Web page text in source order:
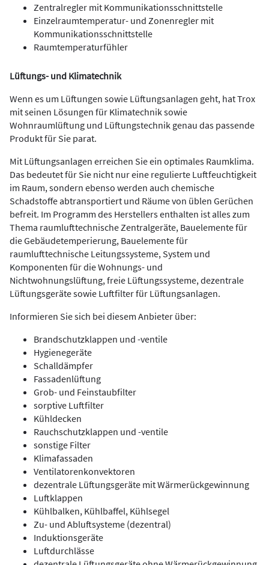
Zentralregler mit Kommunikationsschnittstelle
Einzelraumtemperatur- und Zonenregler mit
Kommunikationsschnittstelle
Raumtemperaturfühler
Lüftungs- und Klimatechnik
Wenn es um Lüftungen sowie Lüftungsanlagen geht, hat Trox
mit seinen Lösungen für Klimatechnik sowie
Wohnraumlüftung und Lüftungstechnik genau das passende
Produkt für Sie parat.
Mit Lüftungsanlagen erreichen Sie ein optimales Raumklima.
Das bedeutet für Sie nicht nur eine regulierte Luftfeuchtigkeit
im Raum, sondern ebenso werden auch chemische
Schadstoffe abtransportiert und Räume von üblen Gerüchen
befreit. Im Programm des Herstellers enthalten ist alles zum
Thema raumlufttechnische Zentralgeräte, Bauelemente für
die Gebäudetemperierung, Bauelemente für
raumlufttechnische Leitungssysteme, System und
Komponenten für die Wohnungs- und
Nichtwohnungslüftung, freie Lüftungssysteme, dezentrale
Lüftungsgeräte sowie Luftfilter für Lüftungsanlagen.
Informieren Sie sich bei diesem Anbieter über:
Brandschutzklappen und -ventile
Hygienegeräte
Schalldämpfer
Fassadenlüftung
Grob- und Feinstaubfilter
sorptive Luftfilter
Kühldecken
Rauchschutzklappen und -ventile
sonstige Filter
Klimafassaden
Ventilatorenkonvektoren
dezentrale Lüftungsgeräte mit Wärmerückgewinnung
Luftklappen
Kühlbalken, Kühlbaffel, Kühlsegel
Zu- und Abluftsysteme (dezentral)
Induktionsgeräte
Luftdurchlässe